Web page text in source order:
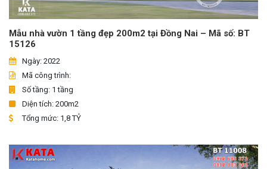
Mẫu nhà vườn 1 tầng đẹp 200m2 tại Đồng Nai – Mã số: BT
15126
Ngày: 2022
Mã công trình:
Số tầng: 1 tầng
Diện tích: 200m2
Tổng mức: 1,8 TỶ